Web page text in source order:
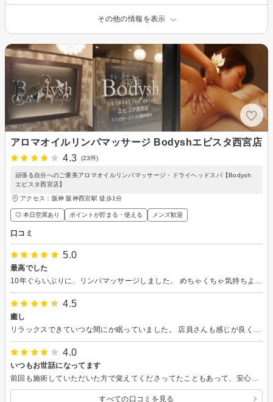
その他の情報を表示
アロマオイルリンパマッサージ Bodyshエビスタ西宮店
4.3
(23件)
頑張る自分へのご褒美アロマオイルリンパマッサージ・ドライヘッドスパ【Bodysh
エビスタ西宮店】
アクセス：阪神 阪神西宮駅 徒歩1分
◎ 本日空席あり ポイントが貯まる・使える メンズ歓迎
口コミ
5.0
最高でした
4.5
癒し
4.0
いつもお世話になってます
すべての口コミを見る